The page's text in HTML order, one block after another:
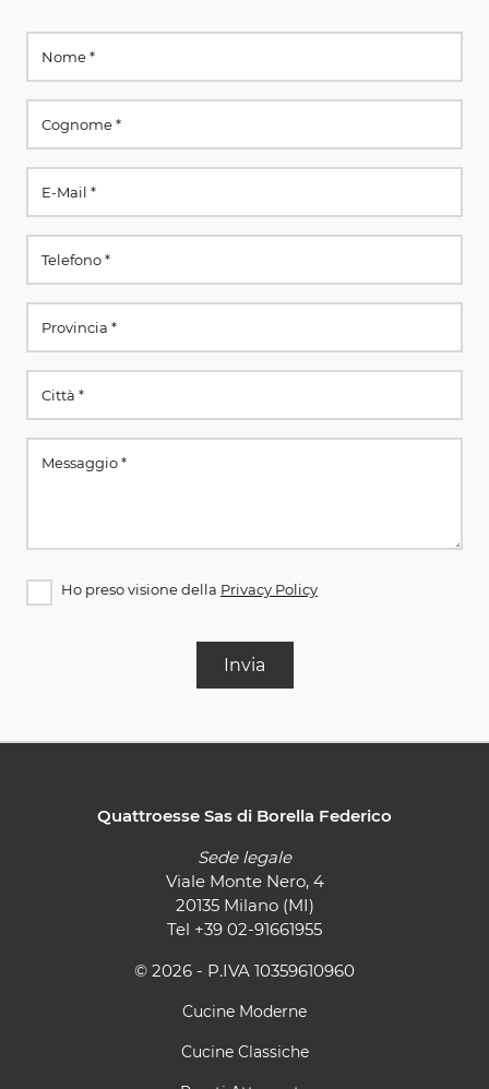
Ho preso visione della Privacy Policy
Invia
Quattroesse Sas di Borella Federico
Sede legale
Viale Monte Nero, 4
20135 Milano (MI)
Tel +39 02-91661955
© 2026 - P.IVA 10359610960
Cucine Moderne
Cucine Classiche